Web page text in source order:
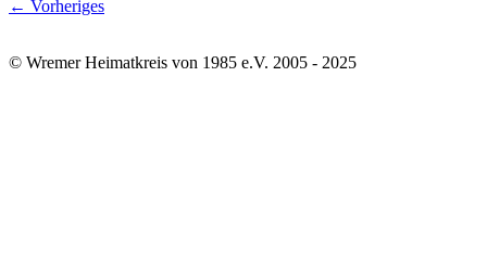
← Vorheriges
© Wremer Heimatkreis von 1985 e.V. 2005 - 2025